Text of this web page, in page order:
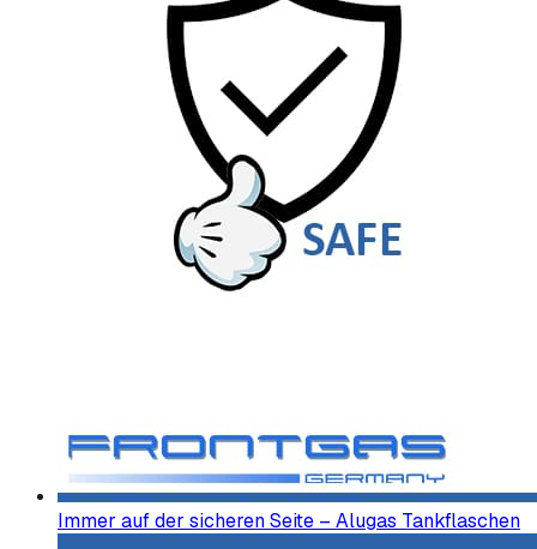
Immer auf der sicheren Seite – Alugas Tankflaschen